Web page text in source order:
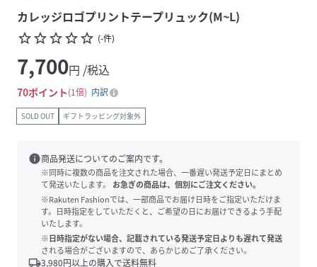
カレッジロゴプリントテープリュック(M~L)
star_borderstar_borderstar_borderstar_borderstar_border (-件)
7,700円 /税込
70ポイント 1倍 内訳
SOLD OUT ギフトラッピング対象外
info商品発送についてのご案内です。
※同時に複数の商品を注文された場合、一番遅い発送予定日にまとめ
て発送いたします。
お急ぎの商品は、個別にご注文ください。
※Rakuten Fashionでは、一部商品でお届け日時をご指定いただけま
す。日時指定をしていただくと、ご希望の日にお届けできるよう手配
いたします。
※日時指定がない場合、記載されている発送予定日よりも遅れて発送
される場合がございますので、あらかじめご了承ください。
local_shipping3,980円以上の購入で送料無料